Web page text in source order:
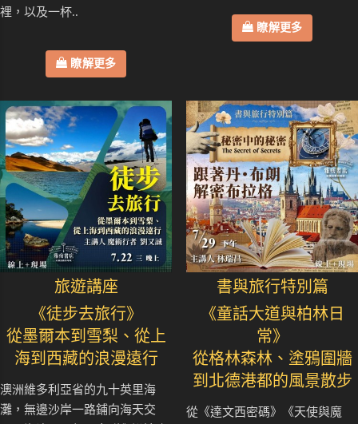
裡，以及一杯..
瞭解更多
瞭解更多
旅遊講座
《徒步去旅行》
從墨爾本到雪梨、從上
海到西藏的浪漫遠行
澳洲維多利亞省的九十英里海
灘，無邊沙岸一路鋪向海天交
書與旅行特別篇
《童話大道與柏林日
常》
從格林森林、塗鴉圍牆
到北德港都的風景散步
從《達文西密碼》《天使與魔